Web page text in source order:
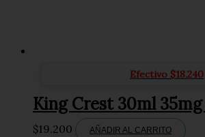
Efectivo $18.240
King Crest 30ml
$19.200 AÑADIR AL CARRITO